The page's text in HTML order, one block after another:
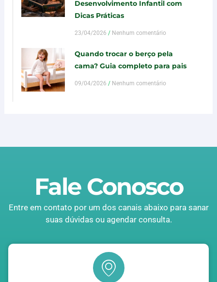
Desenvolvimento Infantil com
Dicas Práticas
23/04/2026 Nenhum comentário
Quando trocar o berço pela
cama? Guia completo para pais
09/04/2026 Nenhum comentário
Fale Conosco
Entre em contato por um dos canais abaixo para sanar
suas dúvidas ou agendar consulta.